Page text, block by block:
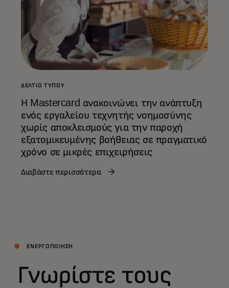
ΔΕΛΤΊΟ ΤΎΠΟΥ
Η Mastercard ανακοινώνει την ανάπτυξη
ενός εργαλείου τεχνητής νοημοσύνης
χωρίς αποκλεισμούς για την παροχή
εξατομικευμένης βοήθειας σε πραγματικό
χρόνο σε μικρές επιχειρήσεις
Διαβάστε περισσότερα
ΕΝΕΡΓΟΠΟΊΗΣΗ
Γνωρίστε τους